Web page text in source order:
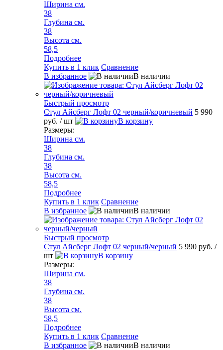
Ширина см.
38
Глубина см.
38
Высота см.
58,5
Подробнее
Купить в 1 клик Сравнение
В избранное
В наличии
Быстрый просмотр
Стул Айсберг Лофт 02 черный/коричневый 5 990
руб. / шт
В корзину
Размеры:
Ширина см.
38
Глубина см.
38
Высота см.
58,5
Подробнее
Купить в 1 клик Сравнение
В избранное
В наличии
Быстрый просмотр
Стул Айсберг Лофт 02 черный/черный 5 990 руб. /
шт
В корзину
Размеры:
Ширина см.
38
Глубина см.
38
Высота см.
58,5
Подробнее
Купить в 1 клик Сравнение
В избранное
В наличии